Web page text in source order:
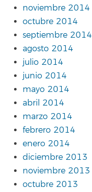
noviembre 2014
octubre 2014
septiembre 2014
agosto 2014
julio 2014
junio 2014
mayo 2014
abril 2014
marzo 2014
febrero 2014
enero 2014
diciembre 2013
noviembre 2013
octubre 2013